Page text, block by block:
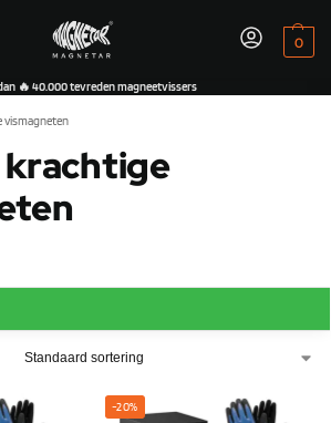
0
🔥 40.000 tevreden magneetvissers
vismagneten
-20%